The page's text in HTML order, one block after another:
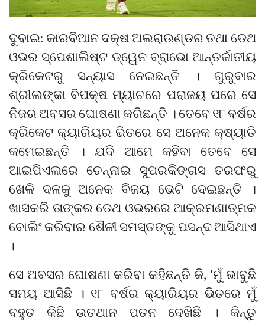
ଦୁବାଇ: କାରବିଆନ ଦକ୍ଷ ଅଲରାଉଣ୍ଡର ତଥା ଡେଥ
ଓଭର ସ୍ପେଶାଲିଷ୍ଟ ଡ୍ୱେନ ବ୍ରାଭୋ ଆନ୍ତର୍ଜାତୀୟ
କ୍ରିକେଟରୁ ସନ୍ୟାସ ନେଇଛନ୍ତି । ଗୁରୁବାର
ଶ୍ରୀଲଙ୍କା ବିପକ୍ଷ ମ୍ୟାଚରେ ପରାଜୟ ପରେ ସେ
ନିଜର ଅବସର ଘୋଷଣା କରିଛନ୍ତି । ତେବେ ୧୮ ବର୍ଷର
କ୍ରିକେଟ କ୍ୟାରିୟର ଭିତରେ ସେ ଅନେକ କ୍ଷ୍ୟାତି
କମେଇଛନ୍ତି । ଯଦି ଆମେ କହିବା ତେବେ ସେ
ଆଇପିଏଲରେ ଚେନ୍ନାଇ ସୁପରକିଙ୍ଗସ ତରଫରୁ
ଖେଳି ଦଳକୁ ଅନେକ ବିଜୟ ଭେଟି ଦେଇଛନ୍ତି ।
ଖାସକରି ତାଙ୍କର ଡେଥ ଓଭରରେ ଆକ୍ରମଣାତ୍ମକ
ବୋଲିଂ କରିବାର ଶୈଳୀ ସମସ୍ତଙ୍କୁ ପସନ୍ଦ ଆସିଥାଏ
।
ସେ ଅବସର ଘୋଷଣା କରିବା କହିଛନ୍ତି କି, ‘ମୁଁ ଭାବୁଛି
ସମୟ ଆସିଛି । ୧୮ ବର୍ଷର କ୍ୟାରିୟର ଭିତରେ ମୁଁ
ବହୁତ କିଛି ଉତଥାନ ପତନ ଦେଖିଛି । କିନ୍ତୁ